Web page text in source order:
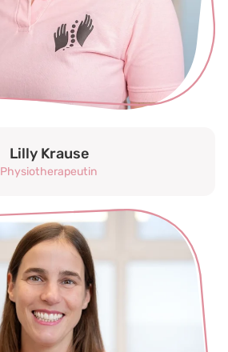
Lilly Krause
Physiotherapeutin